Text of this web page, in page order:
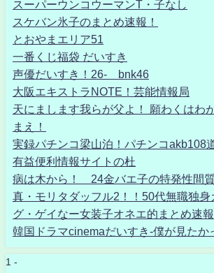
スーパーウンコウーマンT・子なし
スケバン氷子のまとめ速報！
とおやまエリア51
一番くじ福袋 だいすき
声優だいすき！26- bnk46
大阪エキストラNOTE！芸能情報局
天にまします我らが父よ！ 願わくはわ
まえ！
実録パチンコ梁山泊！パチンコakb108
有益便利情報サイトの杜
病は木から！ 24金バエ子の特発性間
真・モリタダッフル2！！50代無職独身
グ・ゲイなー女装子オネエ的まとめ速報
韓国ドラマcinemaだいすき-僕が見たか
1 -